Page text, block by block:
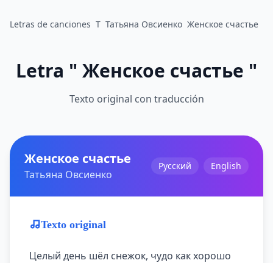
Letras de canciones Т Татьяна Овсиенко Женское счастье
Letra " Женское счастье "
Texto original con traducción
Женское счастье
Татьяна Овсиенко
Русский English
Texto original
Целый день шёл снежок, чудо как хоpошо